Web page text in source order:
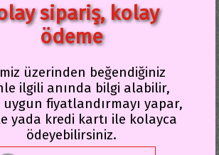
sipariş, kolay
ödeme
üzerinden beğendiğiniz
ilgili anında bilgi alabilir,
fiyatlandırmayı yapar,
yada kredi kartı ile kolayca
ödeyebilirsiniz.